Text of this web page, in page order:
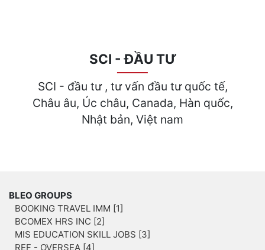
SCI - ĐẦU TƯ
SCI - đầu tư , tư vấn đầu tư quốc tế,
Châu âu, Úc châu, Canada, Hàn quốc,
Nhật bản, Việt nam
BLEO GROUPS
BOOKING TRAVEL IMM [1]
BCOMEX HRS INC [2]
MIS EDUCATION SKILL JOBS [3]
REF - OVERSEA [4]